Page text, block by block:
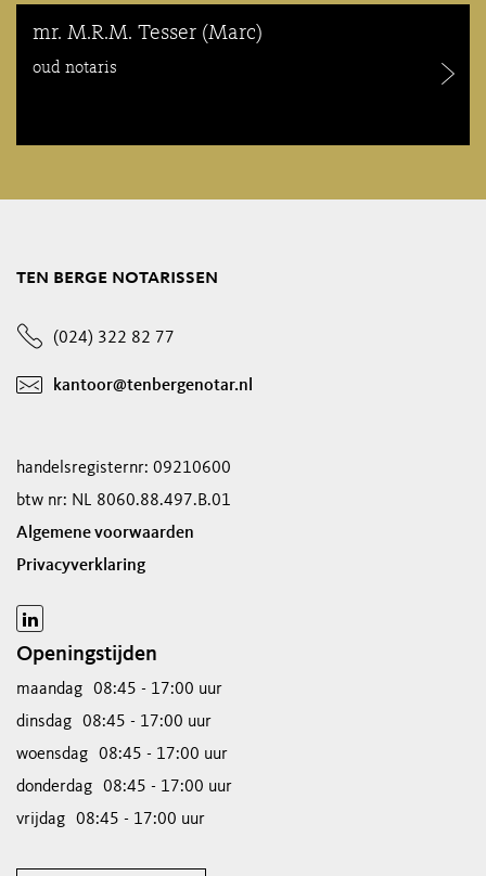
mr. M.R.M. Tesser (Marc)
oud notaris
ten berge notarissen
(024) 322 82 77
kantoor@tenbergenotar.nl
handelsregisternr: 09210600
btw nr: NL 8060.88.497.B.01
Algemene voorwaarden
Privacyverklaring
Openingstijden
maandag
08:45 - 17:00 uur
dinsdag
08:45 - 17:00 uur
woensdag
08:45 - 17:00 uur
donderdag
08:45 - 17:00 uur
vrijdag
08:45 - 17:00 uur